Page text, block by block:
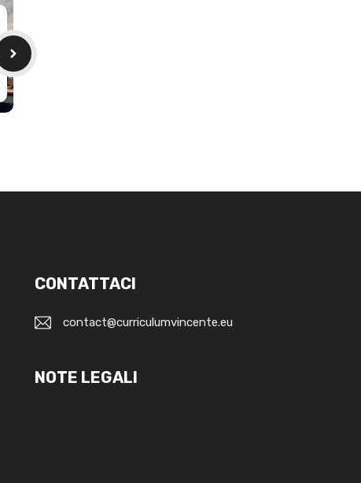
CONTATTACI
contact@curriculumvincente.eu
NOTE LEGALI